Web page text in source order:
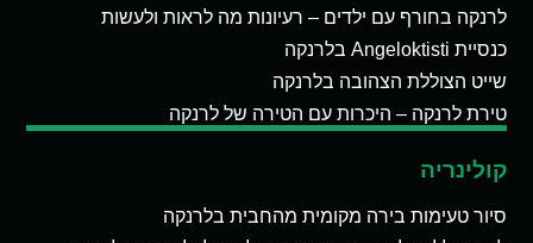
לרנקה בחורף עם ילדים – רעיונות מה לראות ולעשות
כנסיית Angeloktisti בלרנקה
שייט הצוללת הצהובה בלרנקה
טירת לרנקה – היכרות עם הטירה של לרנקה
קולינריה
סיור טעימות בירה מקומית מהחבית בלרנקה